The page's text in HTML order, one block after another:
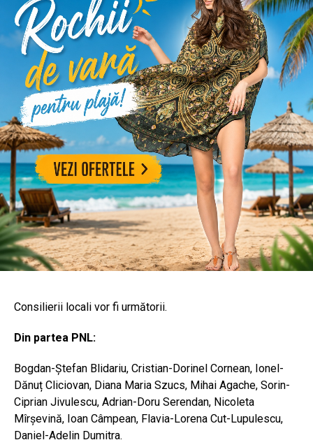
Consilierii locali vor fi următorii.
Din partea PNL:
Bogdan-Ștefan Blidariu, Cristian-Dorinel Cornean, Ionel-
Dănuț Cliciovan, Diana Maria Szucs, Mihai Agache, Sorin-
Ciprian Jivulescu, Adrian-Doru Serendan, Nicoleta
Mîrșevină, Ioan Câmpean, Flavia-Lorena Cut-Lupulescu,
Daniel-Adelin Dumitra.